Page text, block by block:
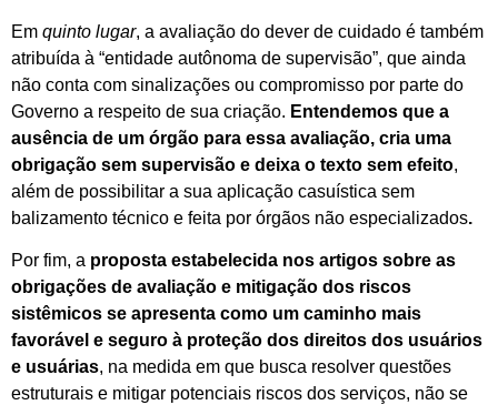
Em quinto lugar, a avaliação do dever de cuidado é também
atribuída à “entidade autônoma de supervisão”, que ainda
não conta com sinalizações ou compromisso por parte do
Governo a respeito de sua criação. Entendemos que a
ausência de um órgão para essa avaliação, cria uma
obrigação sem supervisão e deixa o texto sem efeito,
além de possibilitar a sua aplicação casuística sem
balizamento técnico e feita por órgãos não especializados.
Por fim, a proposta estabelecida nos artigos sobre as
obrigações de avaliação e mitigação dos riscos
sistêmicos se apresenta como um caminho mais
favorável e seguro à proteção dos direitos dos usuários
e usuárias, na medida em que busca resolver questões
estruturais e mitigar potenciais riscos dos serviços, não se